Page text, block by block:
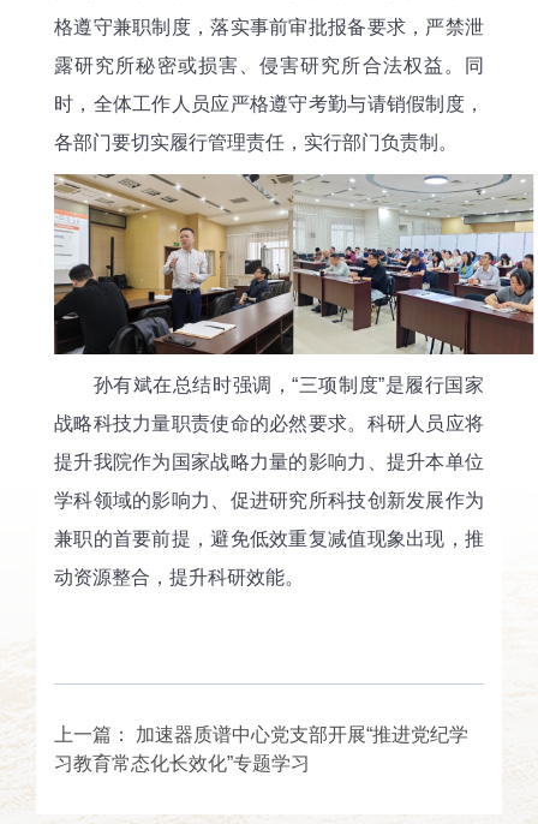
格遵守兼职制度，落实事前审批报备要求，严禁泄
露研究所秘密或损害、侵害研究所合法权益。同
时，全体工作人员应严格遵守考勤与请销假制度，
各部门要切实履行管理责任，实行部门负责制。
孙有斌在总结时强调，“三项制度”是履行国家
战略科技力量职责使命的必然要求。科研人员应将
提升我院作为国家战略力量的影响力、提升本单位
学科领域的影响力、促进研究所科技创新发展作为
兼职的首要前提，避免低效重复减值现象出现，推
动资源整合，提升科研效能。
上一篇：
加速器质谱中心党支部开展“推进党纪学
习教育常态化长效化”专题学习